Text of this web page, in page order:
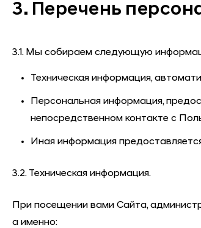
3. Перечень
3.1. Мы собираем следующую
Техническая информация,
Персональная информация,
непосредственном контакте с
Иная информация
3.2. Техническая информация.
При посещении вами Сайта,
а именно: